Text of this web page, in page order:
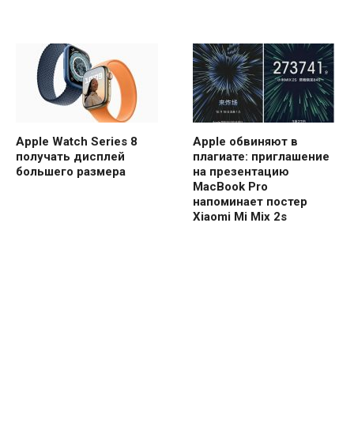
Apple Watch Series 8
получать дисплей
большего размера
Apple обвиняют в
плагиате: приглашение
на презентацию
MacBook Pro
напоминает постер
Xiaomi Mi Mix 2s